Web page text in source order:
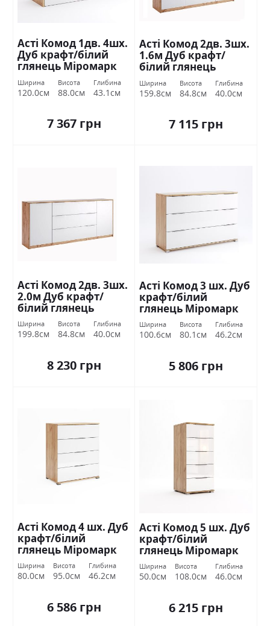
Асті Комод 1дв. 4шх.
Дуб крафт/білий
глянець Міромарк
Ширина
120.0см
Висота
88.0см
Глибина
43.1см
7 367 грн
Асті Комод 2дв. 3шх.
1.6м Дуб крафт/
білий глянець
Міромарк
Ширина
159.8см
Висота
84.8см
Глибина
40.0см
7 115 грн
Асті Комод 2дв. 3шх.
2.0м Дуб крафт/
білий глянець
Міромарк
Ширина
199.8см
Висота
84.8см
Глибина
40.0см
8 230 грн
Асті Комод 3 шх. Дуб
крафт/білий
глянець Міромарк
Ширина
100.6см
Висота
80.1см
Глибина
46.2см
5 806 грн
Асті Комод 4 шх. Дуб
крафт/білий
глянець Міромарк
Ширина
80.0см
Висота
95.0см
Глибина
46.2см
6 586 грн
Асті Комод 5 шх. Дуб
крафт/білий
глянець Міромарк
Ширина
50.0см
Висота
108.0см
Глибина
46.0см
6 215 грн